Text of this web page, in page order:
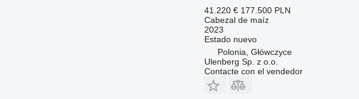
41.220 € 177.500 PLN
Cabezal de maíz
2023
Estadonuevo
Polonia, Główczyce
Ulenberg Sp. z o.o.
Contacte con el vendedor